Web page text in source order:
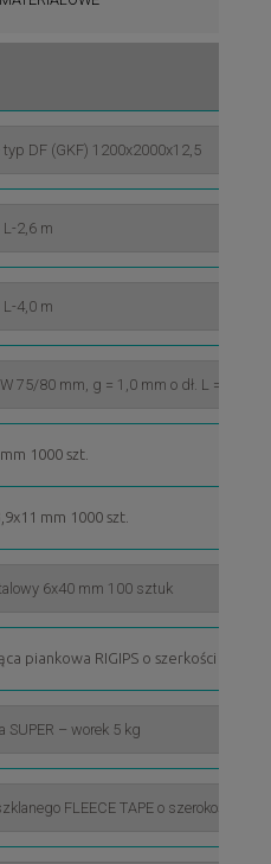
1000 szt.
mm 1000 szt.
piankowa RIGIPS o szerkości 70